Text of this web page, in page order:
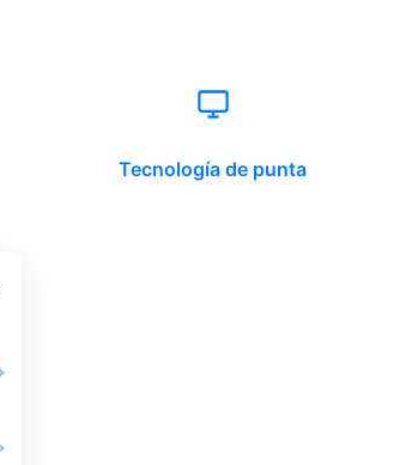
Tecnología de punta